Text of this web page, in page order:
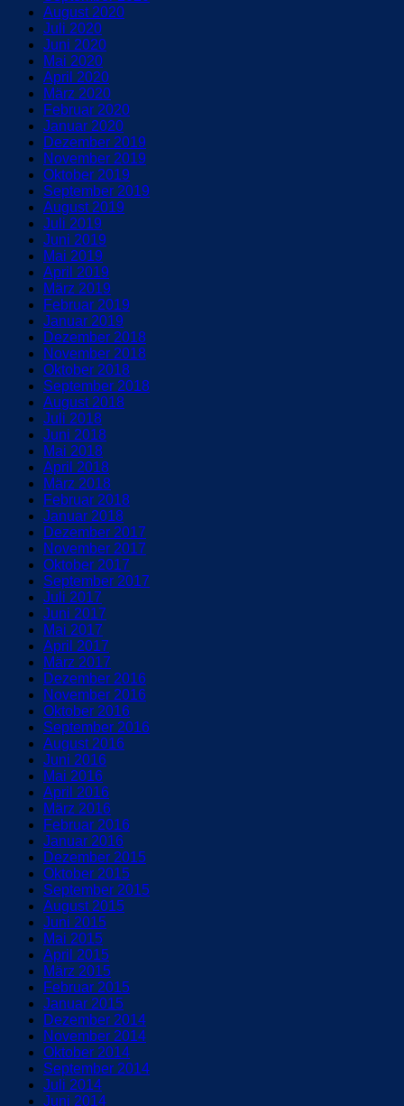
August 2020
Juli 2020
Juni 2020
Mai 2020
April 2020
März 2020
Februar 2020
Januar 2020
Dezember 2019
November 2019
Oktober 2019
September 2019
August 2019
Juli 2019
Juni 2019
Mai 2019
April 2019
März 2019
Februar 2019
Januar 2019
Dezember 2018
November 2018
Oktober 2018
September 2018
August 2018
Juli 2018
Juni 2018
Mai 2018
April 2018
März 2018
Februar 2018
Januar 2018
Dezember 2017
November 2017
Oktober 2017
September 2017
Juli 2017
Juni 2017
Mai 2017
April 2017
März 2017
Dezember 2016
November 2016
Oktober 2016
September 2016
August 2016
Juni 2016
Mai 2016
April 2016
März 2016
Februar 2016
Januar 2016
Dezember 2015
Oktober 2015
September 2015
August 2015
Juni 2015
Mai 2015
April 2015
März 2015
Februar 2015
Januar 2015
Dezember 2014
November 2014
Oktober 2014
September 2014
Juli 2014
Juni 2014